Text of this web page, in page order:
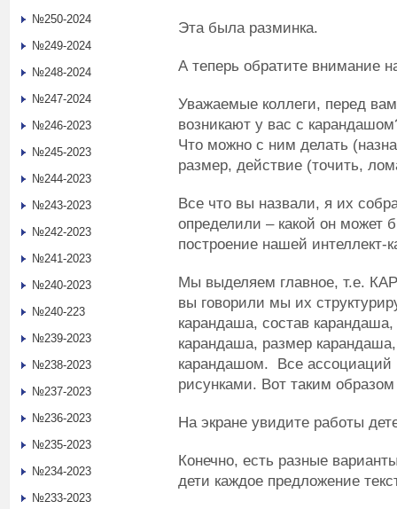
Эта была разминка.
А теперь обратите внимание
Уважаемые коллеги, перед
возникают у вас с
Что можно с ним делать
размер, действие (точить,
Все что вы назвали, я их
определили – какой он может
построение нашей интеллект-
Мы выделяем главное, т.е.
вы говорили мы их
карандаша, состав
карандаша, размер
карандашом. Все ассоциаций
рисунками. Вот таким образом
На экране увидите работы
Конечно, есть разные
дети каждое предложение
№250-2024
№249-2024
№248-2024
№247-2024
№246-2023
№245-2023
№244-2023
№243-2023
№242-2023
№241-2023
№240-2023
№240-223
№239-2023
№238-2023
№237-2023
№236-2023
№235-2023
№234-2023
№233-2023